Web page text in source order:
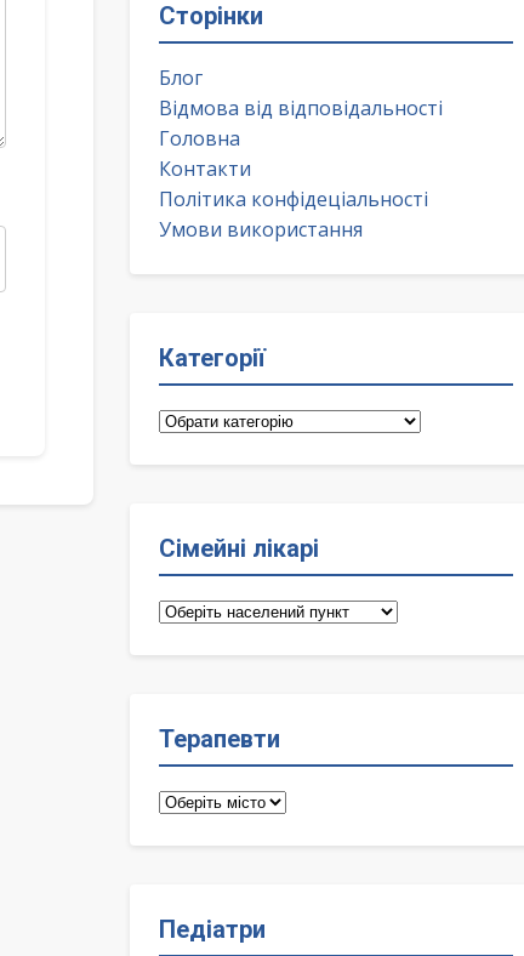
Сторінки
Блог
Відмова від відповідальності
Головна
Контакти
Політика конфідеціальності
Умови використання
Категорії
Категорії
Сімейні лікарі
Сімейні
Терапевти
Терапевти
Педіатри